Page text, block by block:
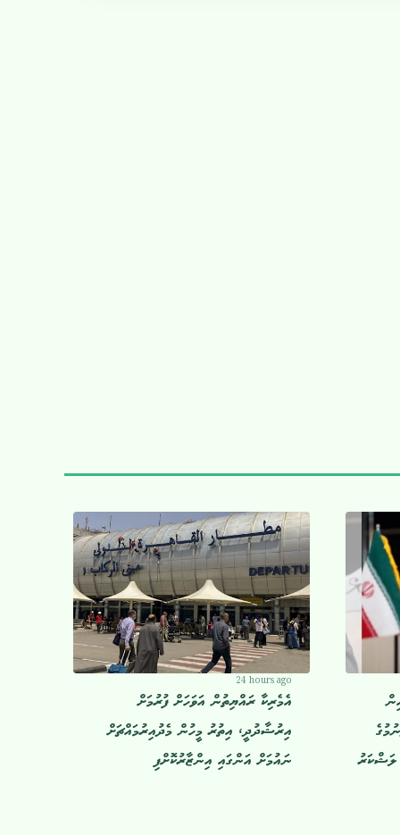
24 hours ago
އެމެރިކާ ރައްޔިތުން އަވަހަށް ފުރުމަށް
އިރުޝާދުދީ، އިތުރު މީހުން މެދުއިރުމައްޗަށް
ނައުމަށް އަންގައި އިންޒާރުކޮށްފި
ލަޝްކަރު